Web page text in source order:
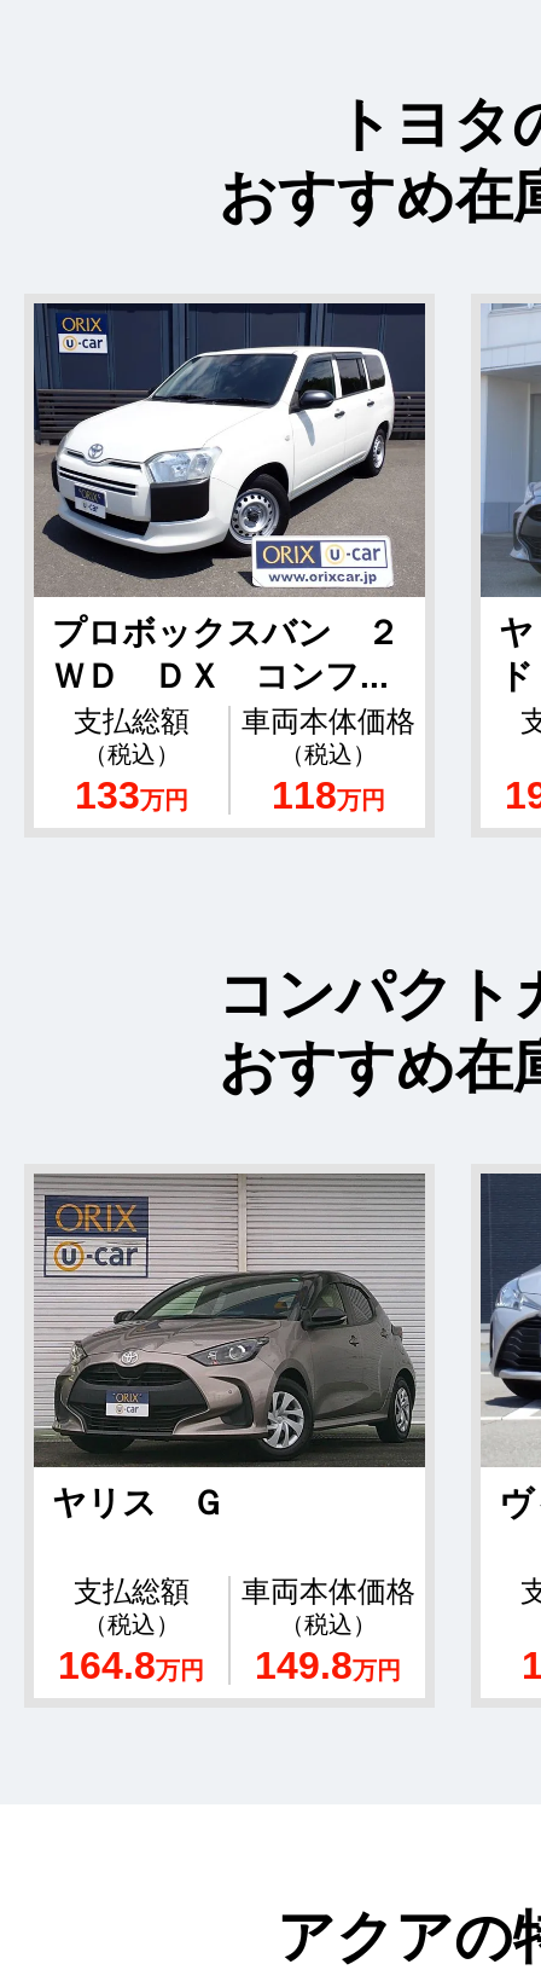
トヨタ
おすすめ在
プロボックスバン ２
ＷＤ ＤＸ コンフ...
支払総額
（税込）
133万円
車両本体価格
（税込）
118万円
コンパクト
おすすめ在
ヤリス Ｇ
支払総額
（税込）
164.8万円
車両本体価格
（税込）
149.8万円
アクアの